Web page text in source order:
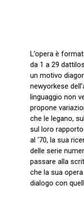
L’opera è
da 1 a 29
un motivo
newyorkese
linguaggio non
propone
che le legano,
sul loro
al ‘70, la sua
delle serie
passare alla
che la sua
dialogo con